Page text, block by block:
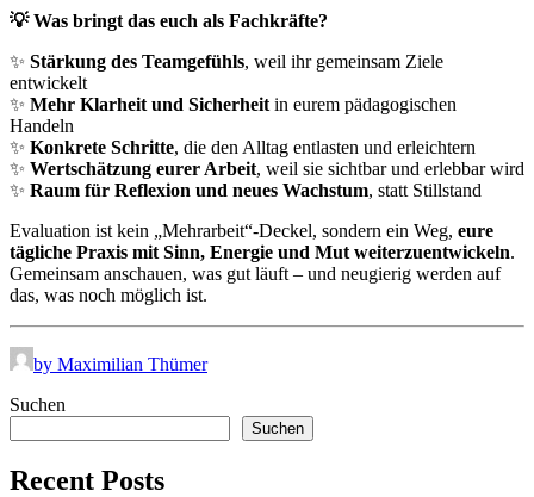
💡 Was bringt das euch als Fachkräfte?
✨ Stärkung des Teamgefühls, weil ihr gemeinsam Ziele
entwickelt
✨ Mehr Klarheit und Sicherheit in eurem pädagogischen
Handeln
✨ Konkrete Schritte, die den Alltag entlasten und erleichtern
✨ Wertschätzung eurer Arbeit, weil sie sichtbar und erlebbar wird
✨ Raum für Reflexion und neues Wachstum, statt Stillstand
Evaluation ist kein „Mehrarbeit“-Deckel, sondern ein Weg, eure
tägliche Praxis mit Sinn, Energie und Mut weiterzuentwickeln.
Gemeinsam anschauen, was gut läuft – und neugierig werden auf
das, was noch möglich ist.
by Maximilian Thümer
Suchen
Suchen
Recent Posts